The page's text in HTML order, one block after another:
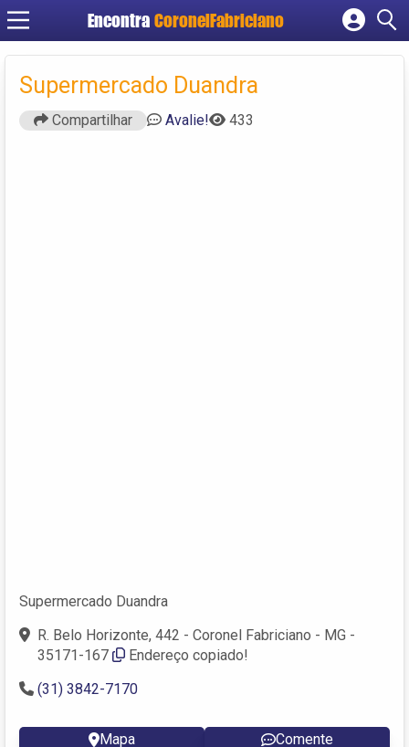
Encontra CoronelFabriciano
Cadastrar empresa
Criar conta
Supermercado Duandra
Compartilhar Avalie! 433
Supermercado Duandra
R. Belo Horizonte, 442 - Coronel Fabriciano - MG -
35171-167
Endereço copiado!
(31) 3842-7170
Mapa Comente